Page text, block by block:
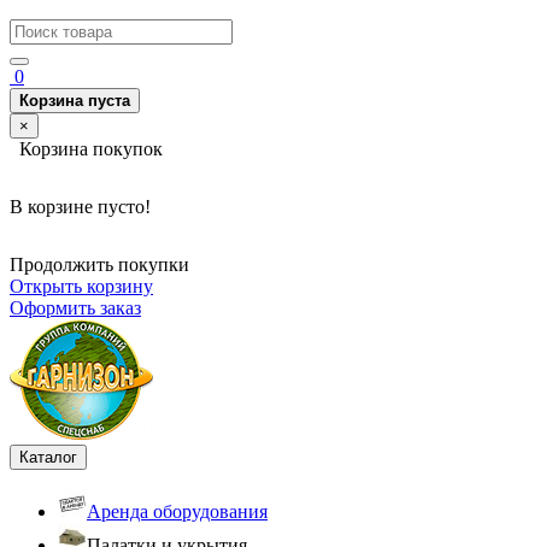
0
Корзина пуста
×
Корзина покупок
В корзине пусто!
Продолжить покупки
Открыть корзину
Оформить заказ
Каталог
Аренда оборудования